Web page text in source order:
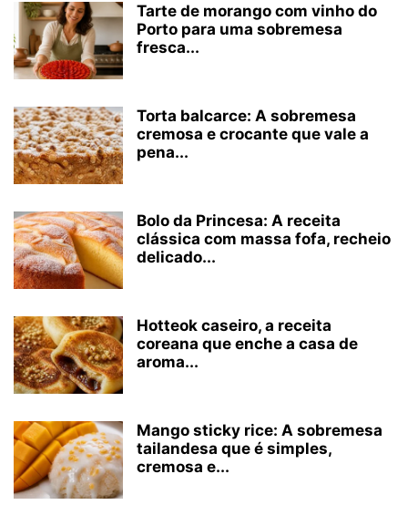
Tarte de morango com vinho do
Porto para uma sobremesa
fresca...
Torta balcarce: A sobremesa
cremosa e crocante que vale a
pena...
Bolo da Princesa: A receita
clássica com massa fofa, recheio
delicado...
Hotteok caseiro, a receita
coreana que enche a casa de
aroma...
Mango sticky rice: A sobremesa
tailandesa que é simples,
cremosa e...